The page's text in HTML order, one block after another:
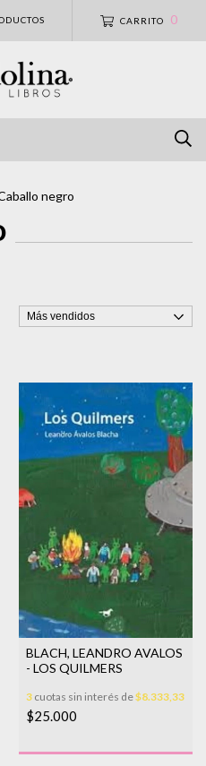
CARRITO 0
negro
BLACH, LEANDRO AVALOS
- LOS QUILMERS
3 cuotas sin interés de$8.333,33
$25.000